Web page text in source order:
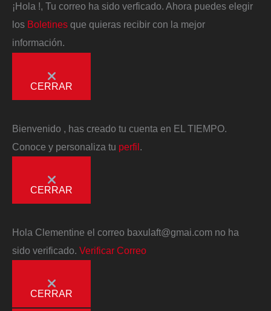
¡Hola !, Tu correo ha sido verficado. Ahora puedes elegir
los Boletines que quieras recibir con la mejor
información.
CERRAR
Bienvenido
, has creado tu cuenta en EL TIEMPO.
Conoce y personaliza tu perfil
CERRAR
Hola Clementine el correo baxulaft@gmai.com no ha
sido verificado. Verificar Correo
CERRAR